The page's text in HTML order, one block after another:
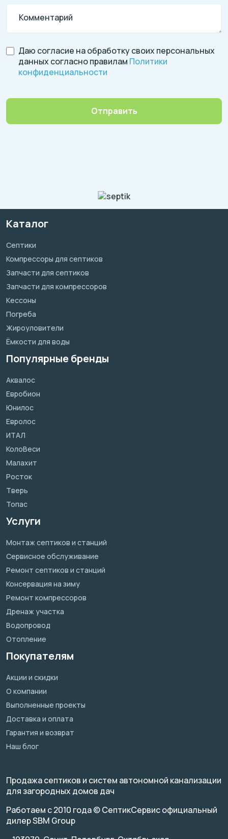
Комментарий
Даю согласие на обработку своих персональных
данных согласно правилам Политики
конфиденциальности
Отправить
Каталог
Септики
Компрессоры для септиков
Запчасти для септиков
Запчасти для компрессоров
Кессоны
Погреба
Жироуловители
Ёмкости для воды
Популярные бренды
Аквалос
Евробион
Юнилос
Евролос
ИТАЛ
КолоВеси
Малахит
Росток
Тверь
Топас
Услуги
Монтаж септиков и станций
Сервисное обслуживание
Ремонт септиков и станций
Консервация на зиму
Ремонт компрессоров
Дренаж участка
Водопровод
Отопление
Покупателям
Акции и скидки
О компании
Выполненные проекты
Доставка и оплата
Гарантия и возврат
Наш блог
Продажа септиков и систем автономной канализации
для загородных домов дач
Работаем с 2010 года © СептикСервис официальный
дилер SBM Group